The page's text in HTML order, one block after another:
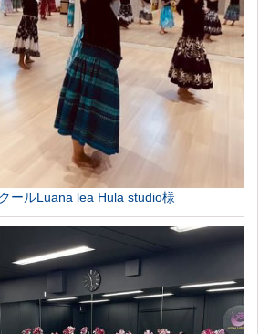
ールLuana lea Hula studio様